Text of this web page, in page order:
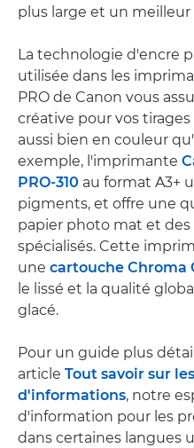
plus large et un meilleur
La technologie d'encre
utilisée dans les
PRO de Canon vous
créative pour vos
aussi bien en couleur
exemple, l'imprimante
PRO-310 au format A3+
pigments, et offre une
papier photo mat et
spécialisés. Cette
une cartouche Chroma
le lissé et la qualité
glacé.
Pour un guide plus
article Tout savoir sur
d'informations, notre
d'information pour les
dans certaines langues